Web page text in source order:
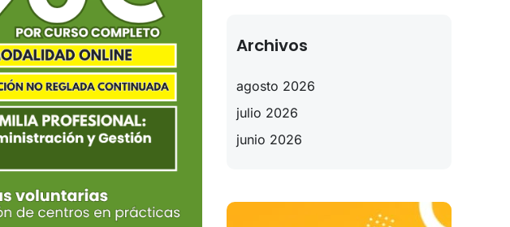
Archivos
agosto 2026
julio 2026
junio 2026